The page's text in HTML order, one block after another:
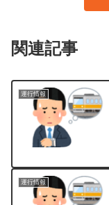
関連記事
運行情報
運行情報